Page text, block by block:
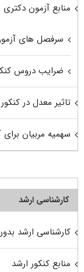
منابع آزمون دکتری
سرفصل های
ضرایب دروس
تاثیر معدل در
سهمیه مربیان
کارشناسی ارشد
کارشناسی ارشد
منابع کنکور ارشد